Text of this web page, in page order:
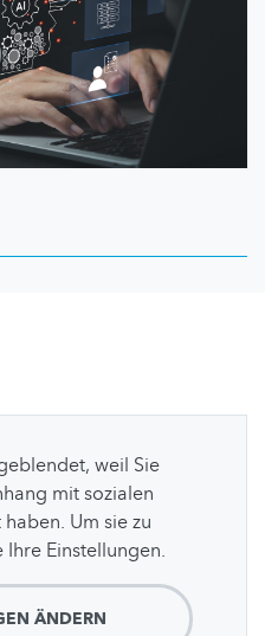
weil Sie
mit sozialen
Um sie zu
Einstellungen.
ÄNDERN